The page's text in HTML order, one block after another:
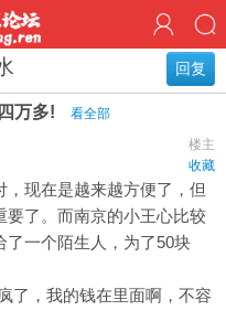
回复
万多! 看全部
楼主
收藏
现在是越来越方便了，但
要了。而南京的小王心比较
了一个陌生人，为了50块
，我的钱在里面啊，不容